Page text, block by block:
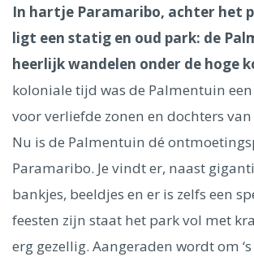
Ålesund
Parijs Tokio Amsterdam Barcelona
Singapore
Rome Berlijn Mechelen
Dublin
Hong Kong München Wenen
Alles bekijken
In hartje Paramaribo, achter het
ligt een statig en oud park: de
heerlijk wandelen onder de hoge
koloniale tijd was de Palmentuin
voor verliefde zonen en dochters
Nu is de Palmentuin dé
Paramaribo. Je vindt er, naast
bankjes, beeldjes en er is zelfs een
feesten zijn staat het park vol met
erg gezellig. Aangeraden wordt om